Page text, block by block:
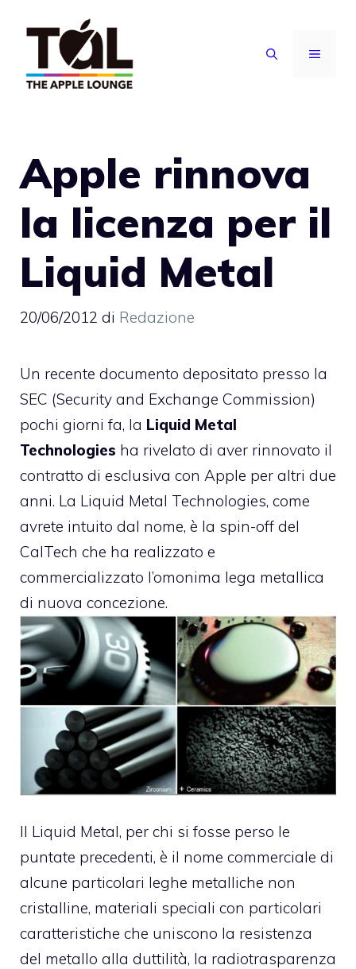
contenuto
MENU
Apple rinnova
la licenza per il
Liquid Metal
20/06/2012 di Redazione
Un recente documento depositato presso la
SEC (Security and Exchange Commission)
pochi giorni fa, la Liquid Metal
Technologies ha rivelato di aver rinnovato il
contratto di esclusiva con Apple per altri due
anni. La Liquid Metal Technologies, come
avrete intuito dal nome, è la spin-off del
CalTech che ha realizzato e
commercializzato l’omonima lega metallica
di nuova concezione.
Il Liquid Metal, per chi si fosse perso le
puntate precedenti, è il nome commerciale di
alcune particolari leghe metalliche non
cristalline, materiali speciali con particolari
caratteristiche che uniscono la resistenza
del metallo alla duttilità, la radiotrasparenza